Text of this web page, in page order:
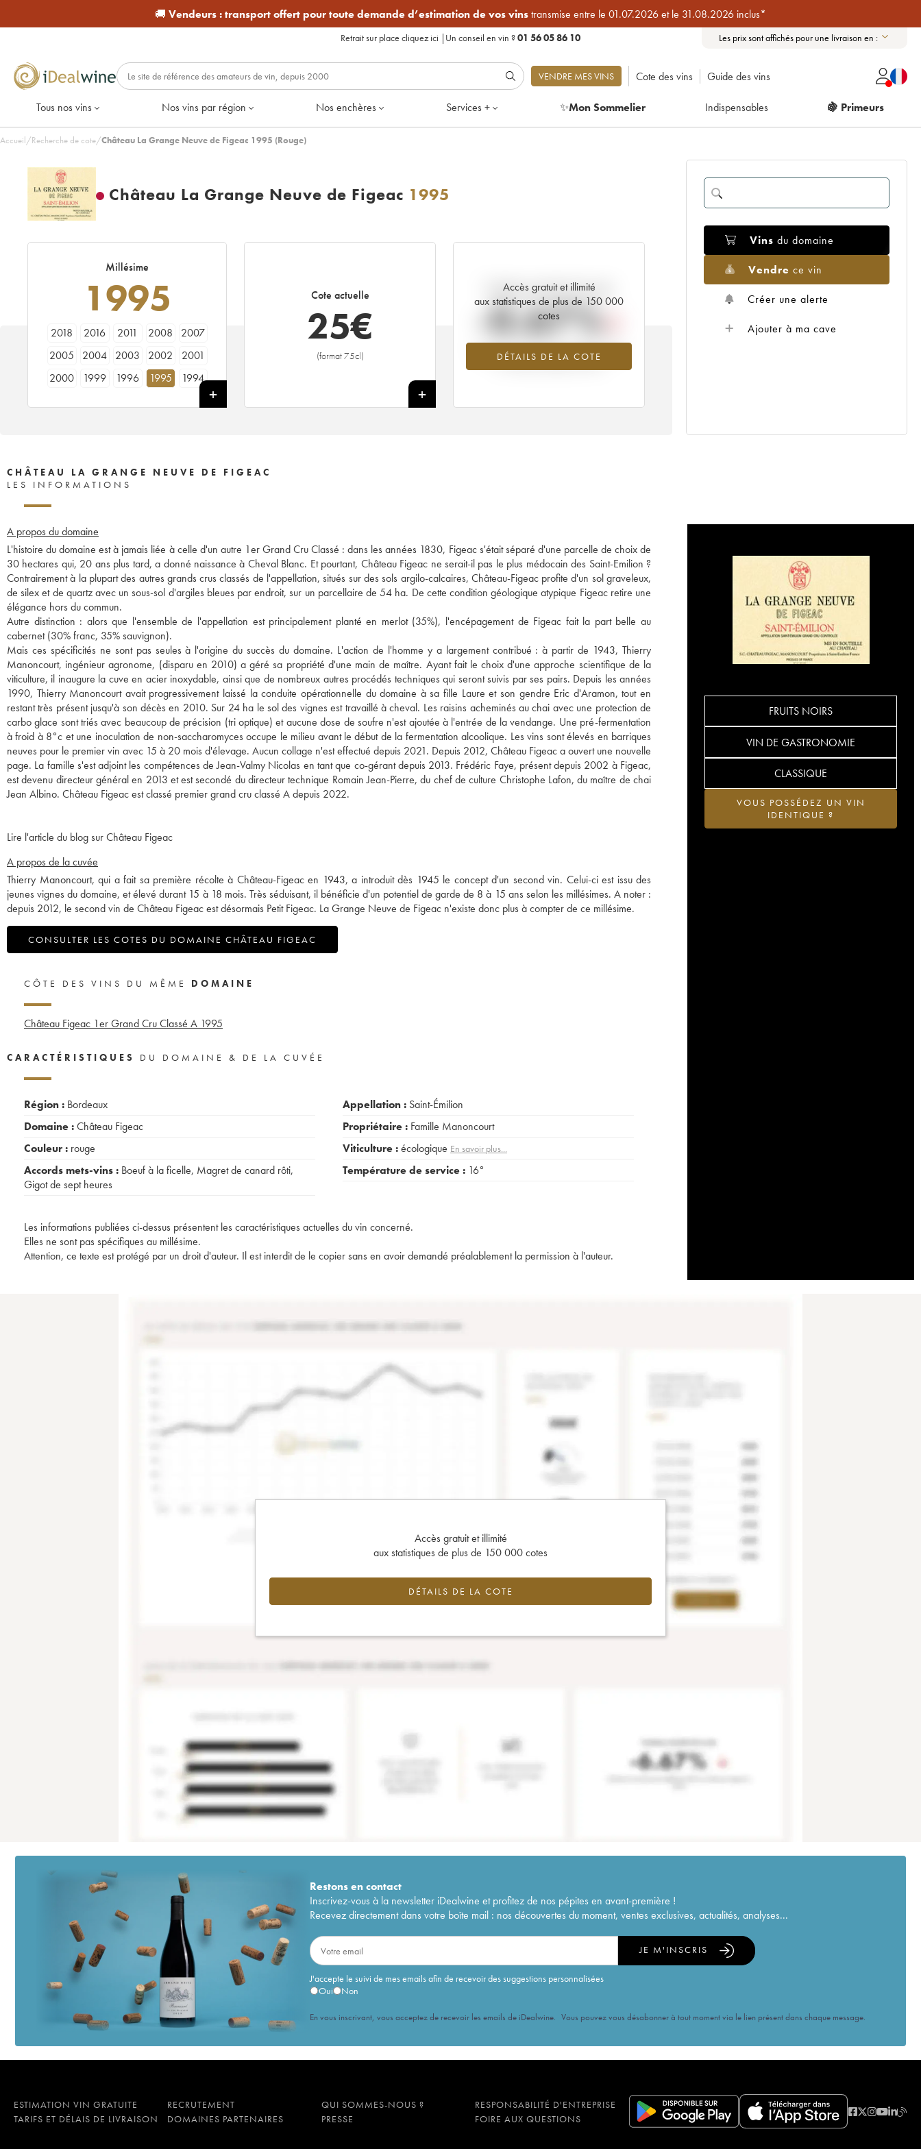
🚚 Vendeurs :transport offert pour toute demande d’estimation de vos vinstransmise entre le 01.07.2026 et le 31.08.2026 inclus*
Retrait sur place cliquez ici | Un conseil en vin ?01 56 05 86 10 Les prix sont affichés pour une livraison en :
VENDRE MES VINS Cote des vins Guide des vins
Tous nos vins Nos vins par région Nos enchères Services + ✨Mon Sommelier Indispensables 🍇 Primeurs
Accueil/Recherche de cote/Château La Grange Neuve de Figeac 1995 (Rouge)
Château La Grange Neuve de Figeac 1995
Millésime
1995
2018 2016 2011 2008
2007
2005
2004 2003 2002
2001
2000
1999 1996 1995
1994
Cote actuelle
25€
(format 75cl)
+
Accès gratuit et illimité
aux statistiques de plus de 150 000
cotes
DÉTAILS DE LA COTE
Tendance actuelle de la cote
-0.67%
Tendance à la baisse du millésime 1995
en 2026 par rapport à 2025
Vins du domaine
Vendre ce vin
Créer une alerte
Ajouter à ma cave
CHÂTEAU LA GRANGE NEUVE DE FIGEAC
LES INFORMATIONS
A propos du domaine
L'histoire du domaine est à jamais liée à celle d'un autre 1er Grand Cru Classé : dans les années 1830, Figeac s'était séparé d'une parcelle de choix de
30 hectares qui, 20 ans plus tard, a donné naissance à Cheval Blanc. Et pourtant, Château Figeac ne serait-il pas le plus médocain des Saint-Emilion ?
Contrairement à la plupart des autres grands crus classés de l'appellation, situés sur des sols argilo-calcaires, Château-Figeac profite d'un sol graveleux,
de silex et de quartz avec un sous-sol d'argiles bleues par endroit, sur un parcellaire de 54 ha. De cette condition géologique atypique Figeac retire une
élégance hors du commun.
Autre distinction : alors que l'ensemble de l'appellation est principalement planté en merlot (35%), l'encépagement de Figeac fait la part belle au
cabernet (30% franc, 35% sauvignon).
Mais ces spécificités ne sont pas seules à l'origine du succès du domaine. L'action de l'homme y a largement contribué : à partir de 1943, Thierry
Manoncourt, ingénieur agronome, (disparu en 2010) a géré sa propriété d'une main de maître. Ayant fait le choix d'une approche scientifique de la
viticulture, il inaugure la cuve en acier inoxydable, ainsi que de nombreux autres procédés techniques qui seront suivis par ses pairs. Depuis les années
1990, Thierry Manoncourt avait progressivement laissé la conduite opérationnelle du domaine à sa fille Laure et son gendre Eric d'Aramon, tout en
restant très présent jusqu'à son décès en 2010. Sur 24 ha le sol des vignes est travaillé à cheval. Les raisins acheminés au chai avec une protection de
carbo glace sont triés avec beaucoup de précision (tri optique) et aucune dose de soufre n'est ajoutée à l'entrée de la vendange. Une pré-fermentation
à froid à 8°c et une inoculation de non-saccharomyces occupe le milieu avant le début de la fermentation alcoolique. Les vins sont élevés en barriques
neuves pour le premier vin avec 15 à 20 mois d'élevage. Aucun collage n'est effectué depuis 2021. Depuis 2012, Château Figeac a ouvert une nouvelle
page. La famille s'est adjoint les compétences de Jean-Valmy Nicolas en tant que co-gérant depuis 2013. Frédéric Faye, présent depuis 2002 à Figeac,
est devenu directeur général en 2013 et est secondé du directeur technique Romain Jean-Pierre, du chef de culture Christophe Lafon, du maître de chai
Jean Albino. Château Figeac est classé premier grand cru classé A depuis 2022.
Lire l'article du blog sur Château Figeac
A propos de la cuvée
Thierry Manoncourt, qui a fait sa première récolte à Château-Figeac en 1943, a introduit dès 1945 le concept d'un second vin. Celui-ci est issu des
jeunes vignes du domaine, et élevé durant 15 à 18 mois. Très séduisant, il bénéficie d'un potentiel de garde de 8 à 15 ans selon les millésimes. A noter :
depuis 2012, le second vin de Château Figeac est désormais Petit Figeac. La Grange Neuve de Figeac n'existe donc plus à compter de ce millésime.
CONSULTER LES COTES DU DOMAINE CHÂTEAU FIGEAC
FRUITS NOIRS
VIN DE GASTRONOMIE
CLASSIQUE
VOUS POSSÉDEZ UN VIN
IDENTIQUE ?
CÔTE DES VINS DU MÊME DOMAINE
Château Figeac 1er Grand Cru Classé A 1995
CARACTÉRISTIQUES DU DOMAINE & DE LA CUVÉE
Région : Bordeaux
Domaine :Château Figeac
Couleur : rouge
Accords mets-vins : Boeuf à la ficelle, Magret de canard rôti,
Gigot de sept heures
Appellation : Saint-Émilion
Propriétaire : Famille Manoncourt
Viticulture :écologique En savoir plus...
Température de service : 16°
Les informations publiées ci-dessus présentent les caractéristiques actuelles du vin concerné.
Elles ne sont pas spécifiques au millésime.
Attention, ce texte est protégé par un droit d'auteur. Il est interdit de le copier sans en avoir demandé préalablement la permission à l'auteur.
Accès gratuit et illimité
aux statistiques de plus de 150 000 cotes
DÉTAILS DE LA COTE
Restons encontact
Inscrivez-vous à la newsletter iDealwine et profitez de nos pépites en avant-première !
Recevez directement dans votre boîte mail : nos découvertes du moment, ventes exclusives, actualités, analyses...
J'accepte le suivi de mes emails afin de recevoir des suggestions personnalisées
Oui
Non
JE M'INSCRIS
En vous inscrivant, vous acceptez de recevoir les emails de iDealwine. Vous pouvez vous désabonner à tout moment via le lien présent dans chaque message.
ESTIMATION VIN GRATUITE RECRUTEMENT QUI SOMMES-NOUS ?
RESPONSABILITÉ D'ENTREPRISE
TARIFS ET DÉLAIS DE LIVRAISON
DOMAINES PARTENAIRES PRESSE FOIRE AUX QUESTIONS